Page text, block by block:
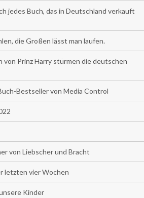
jedes Buch, das in Deutschland verkauft
die Großen lässt man laufen.
von Prinz Harry stürmen die deutschen
Bestseller von Media Control
von Liebscher und Bracht
letzten vier Wochen
Kinder